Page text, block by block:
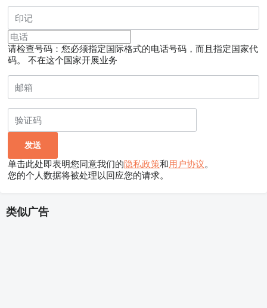
请检查号码：您必须指定国际格式的电话号码，而且指定国家代
码。
不在这个国家开展业务
单击此处即表明您同意我们的隐私政策和用户协议。
您的个人数据将被处理以回应您的请求。
类似广告